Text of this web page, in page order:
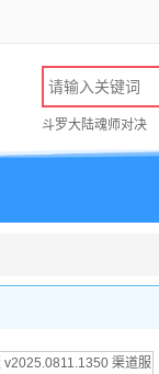
斗罗大陆魂师对决